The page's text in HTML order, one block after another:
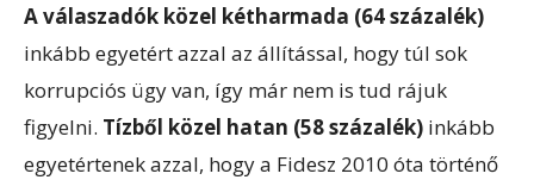
A válaszadók közel kétharmada (64 százalék)
inkább egyetért azzal az állítással, hogy túl sok
korrupciós ügy van, így már nem is tud rájuk
figyelni. Tízből közel hatan (58 százalék) inkább
egyetértenek azzal, hogy a Fidesz 2010 óta történő